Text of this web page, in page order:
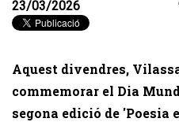
23/03/2026
Aquest divendres,
commemorar el Dia
segona edició de